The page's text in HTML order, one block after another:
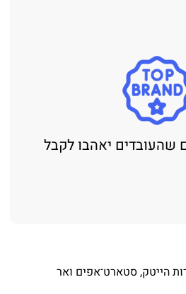
שהעובדים יאהבו לקבל
סטארט־אפים ואר